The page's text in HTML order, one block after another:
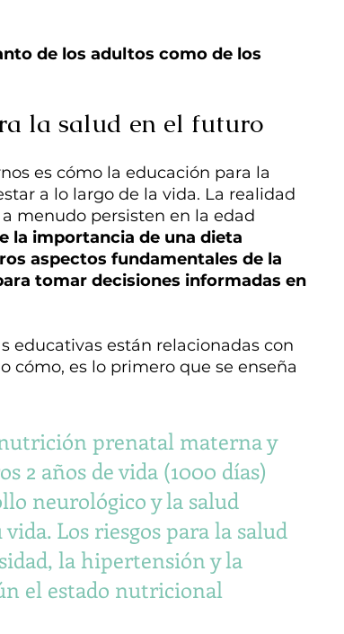
de los adultos como de los
la salud en el futuro
es cómo la educación para la
a lo largo de la vida. La realidad
menudo persisten en la edad
la importancia de una dieta
aspectos fundamentales de la
tomar decisiones informadas en
educativas están relacionadas con
cómo, es lo primero que se enseña
prenatal materna y
2 años de vida (1000 días)
neurológico y la salud
Los riesgos para la salud
la hipertensión y la
el estado nutricional